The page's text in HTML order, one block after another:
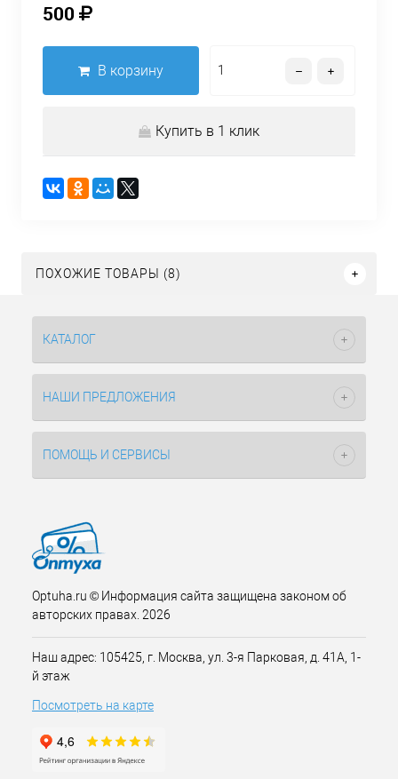
500
В корзину
Купить в 1 клик
ПОХОЖИЕ ТОВАРЫ (8)
КАТАЛОГ
НАШИ ПРЕДЛОЖЕНИЯ
ПОМОЩЬ И СЕРВИСЫ
Optuha.ru © Информация сайта защищена законом об
авторских правах. 2026
Наш адрес: 105425, г. Москва, ул. 3-я Парковая, д. 41А, 1-
й этаж
Посмотреть на карте